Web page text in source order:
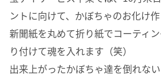
ントに向けて、かぼちゃのお化け
新聞紙を丸めて折り紙でコーティ
り付けて魂を入れます（笑）
出来上がったかぼちゃ達を倒れな